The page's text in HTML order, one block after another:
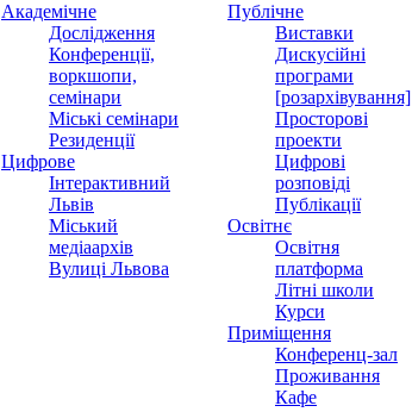
Академічне
Дослідження
Конференції,
воркшопи,
семінари
Міські семінари
Резиденції
Цифрове
Інтерактивний
Львів
Міський
медіаархів
Вулиці Львова
Публічне
Виставки
Дискусійні
програми
[розархівування]
Просторові
проекти
Цифрові
розповіді
Публікації
Освітнє
Освітня
платформа
Літні школи
Курси
Приміщення
Конференц-зал
Проживання
Кафе